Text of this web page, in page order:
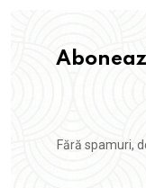
Fără spamuri,